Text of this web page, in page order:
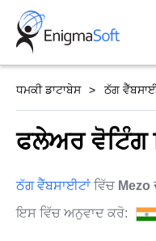
Skip
content
ਧਮਕੀ ਡਾਟਾਬੇਸ ਠੱਗ
ਫਲੇਅਰ ਵੋਟਿੰਗ
ਠੱਗ ਵੈੱਬਸਾਈਟਾਂ ਵਿੱਚ Mezo
ਇਸ ਵਿੱਚ ਅਨੁਵਾਦ ਕਰੋ: